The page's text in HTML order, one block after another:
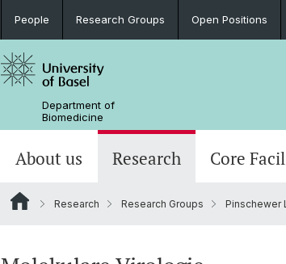
People Research Groups Open Positions
Department of
Biomedicine
About us Research Core
Research Research Groups Pinschewer